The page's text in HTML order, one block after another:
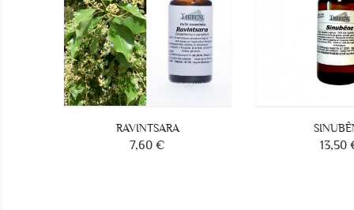
RAVINTSARA
Prix
7,60 €
Prix
13,50